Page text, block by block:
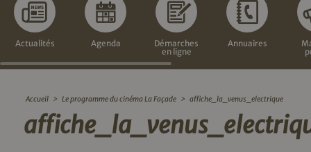
Actualités Agenda
Démarches
en ligne
Annuaires
Accueil > Le programme du cinéma La Façade > affiche_la_venus_electrique